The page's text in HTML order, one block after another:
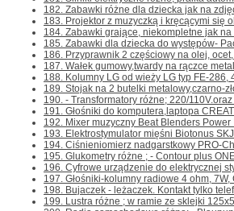
182. Zabawki różne dla dziecka jak na
183. Projektor z muzyczką i kręcącymi się
184. Zabawki grające, niekompletne jak
185. Zabawki dla dziecka do występów-
186. Przyprawnik 2 częściowy na olej,
187. Wałek gumowy,twardy na rączce
188. Kolumny LG od wieży LG typ FE-286,
189. Stojak na 2 butelki metalowy,czarno-
190. - Transformatory różne; 220/
191. Głośniki do komputera,laptopa
192. Mixer muzyczny Beat Blenders Power
193. Elektrostymulator mięśni Biotonus
194. Ciśnieniomierz nadgarstkowy PRO-
195. Glukometry różne ; - Contour plus
196. Cyfrowe urządzenie do elektrycznej
197. Głośniki-kolumny radiowe 4 ohm,
198. Bujaczek - leżaczek. Kontakt tylko
199. Lustra różne ; w ramie ze sklejki